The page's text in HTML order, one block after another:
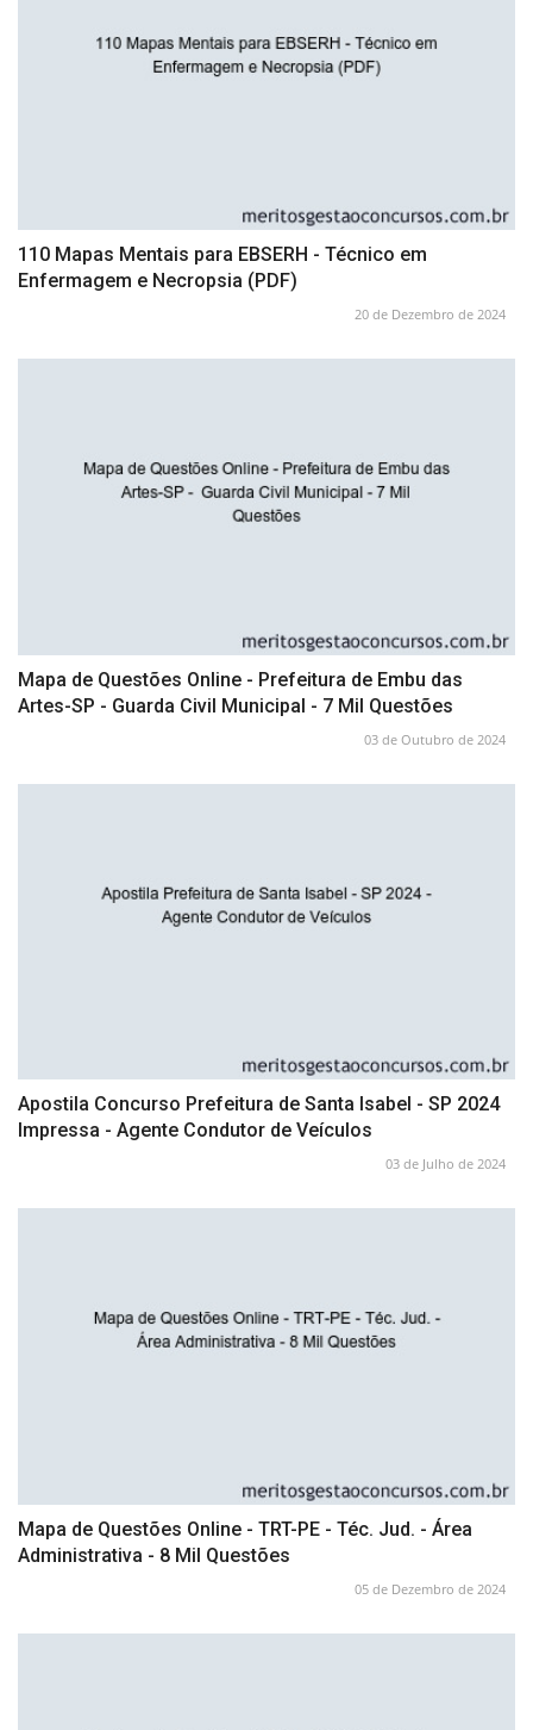
110 Mapas Mentais para EBSERH - Técnico em
Enfermagem e Necropsia (PDF)
20 de Dezembro de 2024
Mapa de Questões Online - Prefeitura de Embu das
Artes-SP - Guarda Civil Municipal - 7 Mil Questões
03 de Outubro de 2024
Apostila Concurso Prefeitura de Santa Isabel - SP 2024
Impressa - Agente Condutor de Veículos
03 de Julho de 2024
Mapa de Questões Online - TRT-PE - Téc. Jud. - Área
Administrativa - 8 Mil Questões
05 de Dezembro de 2024